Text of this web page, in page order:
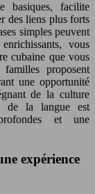
basiques, facilite
des liens plus forts
simples peuvent
vous
cubaine que vous
familles proposent
une opportunité
de la culture
de la langue est
et une
expérience